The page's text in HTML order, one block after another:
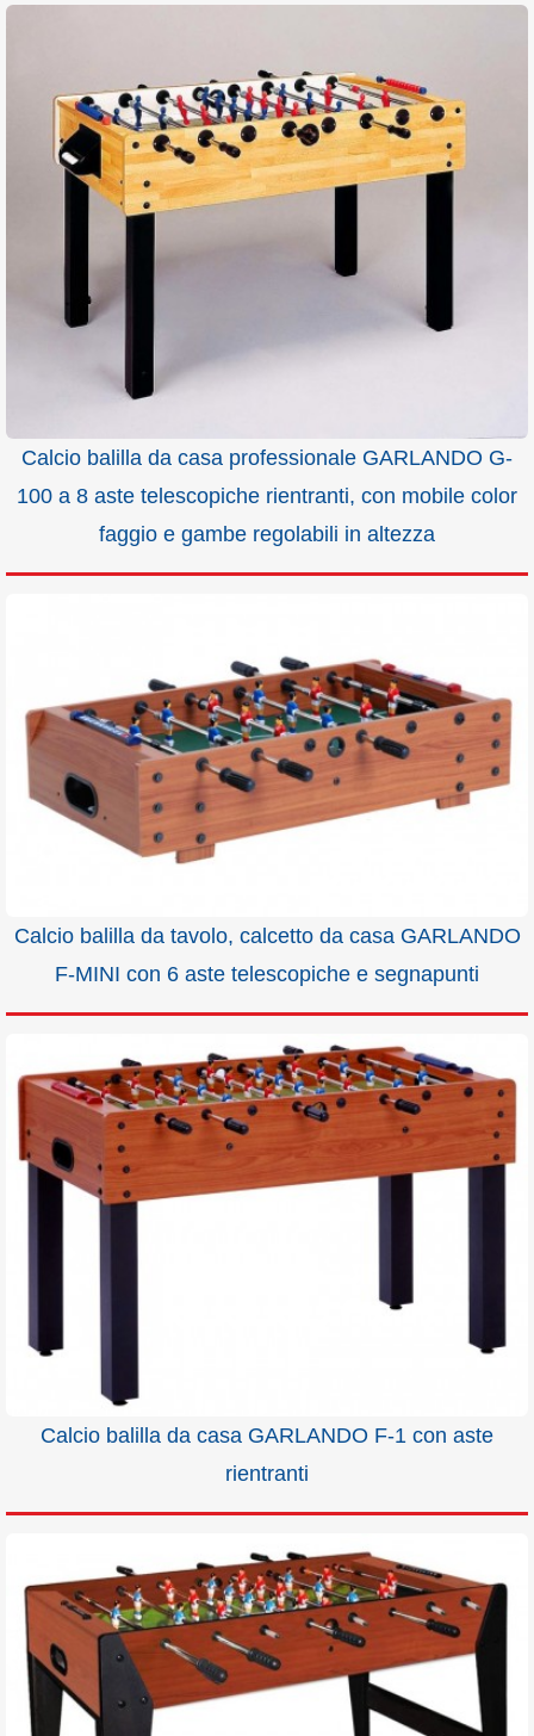
Calcio balilla da casa professionale GARLANDO G-
100 a 8 aste telescopiche rientranti, con mobile color
faggio e gambe regolabili in altezza
Calcio balilla da tavolo, calcetto da casa GARLANDO
F-MINI con 6 aste telescopiche e segnapunti
Calcio balilla da casa GARLANDO F-1 con aste
rientranti